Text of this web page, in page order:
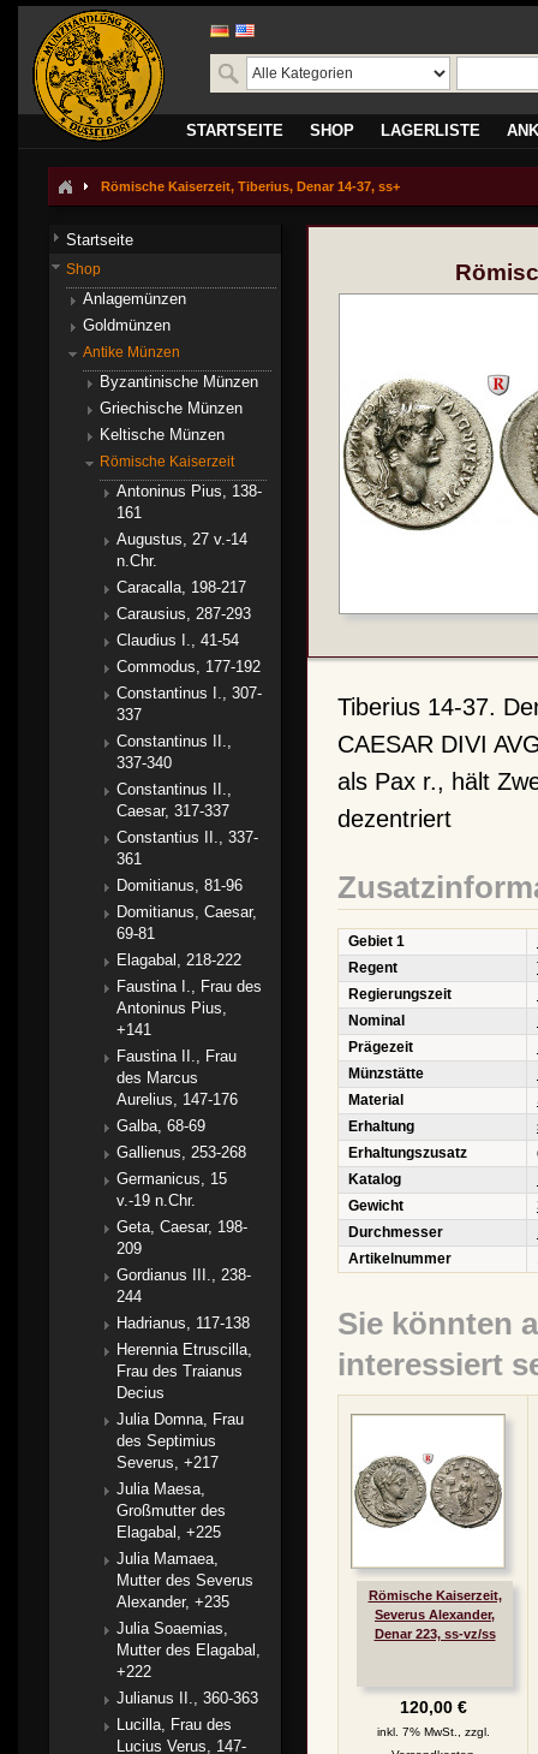
STARTSEITE SHOP LAGERLISTE
Römische Kaiserzeit, Tiberius, Denar 14-37, ss+
Tiberius 14-37.
CAESAR DIVI
als Pax r., hält
dezentriert
Gebiet 1
Regent
Regierungszeit
Nominal
Prägezeit
Münzstätte
Material
Erhaltung
Erhaltungszusatz
Katalog
Gewicht
Durchmesser
Artikelnummer
Sie könnten
interessiert
Römische Kaiserzeit,
Severus Alexander,
Denar 223, ss-vz/ss
120,00 €
inkl. 7% MwSt., zzgl.
Startseite
Shop
Anlagemünzen
Goldmünzen
Antike Münzen
Byzantinische Münzen
Griechische Münzen
Keltische Münzen
Römische Kaiserzeit
Antoninus Pius, 138-
161
Augustus, 27 v.-14
n.Chr.
Caracalla, 198-217
Carausius, 287-293
Claudius I., 41-54
Commodus, 177-192
Constantinus I., 307-
337
Constantinus II.,
337-340
Constantinus II.,
Caesar, 317-337
Constantius II., 337-
361
Domitianus, 81-96
Domitianus, Caesar,
69-81
Elagabal, 218-222
Faustina I., Frau des
Antoninus Pius,
+141
Faustina II., Frau
des Marcus
Aurelius, 147-176
Galba, 68-69
Gallienus, 253-268
Germanicus, 15
v.-19 n.Chr.
Geta, Caesar, 198-
209
Gordianus III., 238-
244
Hadrianus, 117-138
Herennia Etruscilla,
Frau des Traianus
Decius
Julia Domna, Frau
des Septimius
Severus, +217
Julia Maesa,
Großmutter des
Elagabal, +225
Julia Mamaea,
Mutter des Severus
Alexander, +235
Julia Soaemias,
Mutter des Elagabal,
+222
Julianus II., 360-363
Lucilla, Frau des
Lucius Verus, 147-